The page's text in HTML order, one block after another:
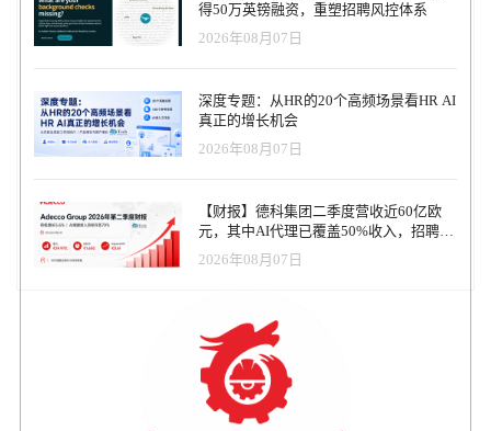
得50万英镑融资，重塑招聘风控体系
2026年08月07日
深度专题：从HR的20个高频场景看HR AI
真正的增长机会
2026年08月07日
【财报】德科集团二季度营收近60亿欧
元，其中AI代理已覆盖50%收入，招聘服
务进入运营重构阶段
2026年08月07日